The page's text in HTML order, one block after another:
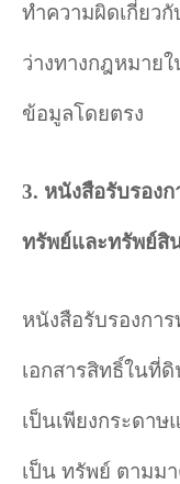
ทำความผิดเกี่ยว
ว่างทางกฎหมาย
ข้อมูลโดยตรง
3. หนังสือรับรอง
ทรัพย์และทรัพย์สิ
หนังสือรับรองกา
เอกสารสิทธิ์ในที่
เป็นเพียงกระดา
เป็น ทรัพย์ ตามม